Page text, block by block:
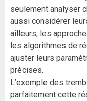
seulement analyser
aussi considérer
ailleurs, les
les algorithmes de
ajuster leurs
précises.
L’exemple des
parfaitement cette